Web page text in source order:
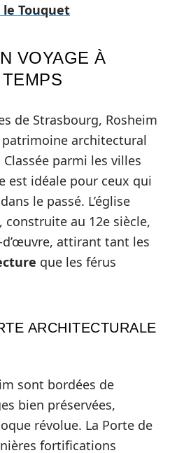
le Touquet
VOYAGE À
de Strasbourg, Rosheim
architectural
parmi les villes
est idéale pour ceux qui
le passé. L’église
construite au 12e siècle,
attirant tant les
que les férus
ARCHITECTURALE
sont bordées de
bien préservées,
révolue. La Porte de
fortifications